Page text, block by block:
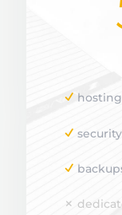
security